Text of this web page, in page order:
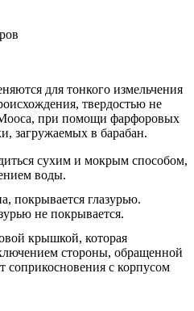
для тонкого измельчения
твердостью не
при помощи фарфоровых
загружаемых в барабан.
сухим и мокрым способом,
воды.
покрывается глазурью.
не покрывается.
крышкой, которая
стороны, обращенной
соприкосновения с корпусом